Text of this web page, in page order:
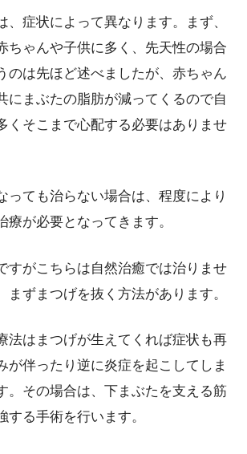
、症状によって異なります。まず、
ちゃんや子供に多く、先天性の場合
のは先ほど述べましたが、赤ちゃん
にまぶたの脂肪が減ってくるので自
くそこまで心配する必要はありませ
っても治らない場合は、程度により
療が必要となってきます。
すがこちらは自然治癒では治りませ
まずまつげを抜く方法があります。
法はまつげが生えてくれば症状も再
が伴ったり逆に炎症を起こしてしま
。その場合は、下まぶたを支える筋
する手術を行います。